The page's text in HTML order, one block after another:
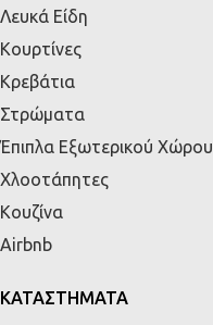
Λευκά Είδη
Κουρτίνες
Κρεβάτια
Στρώματα
Έπιπλα Εξωτερικού Χώρου
Χλοοτάπητες
Κουζίνα
Airbnb
ΚΑΤΑΣΤΗΜΑΤΑ